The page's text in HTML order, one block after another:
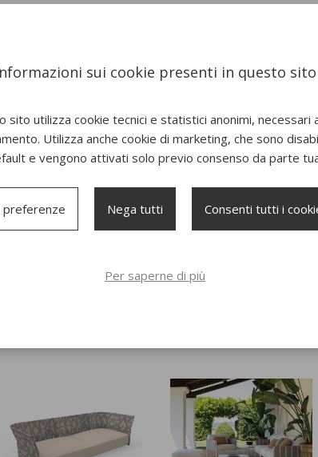
Tavolo basso Alice
sui cookie presenti in questo sito
sito utilizza cookie tecnici e statistici anonimi, necessari
Utilizza anche cookie di marketing, che sono
e vengono attivati solo previo consenso da parte
preferenze Nega tutti Consenti tutti i
Per saperne di più